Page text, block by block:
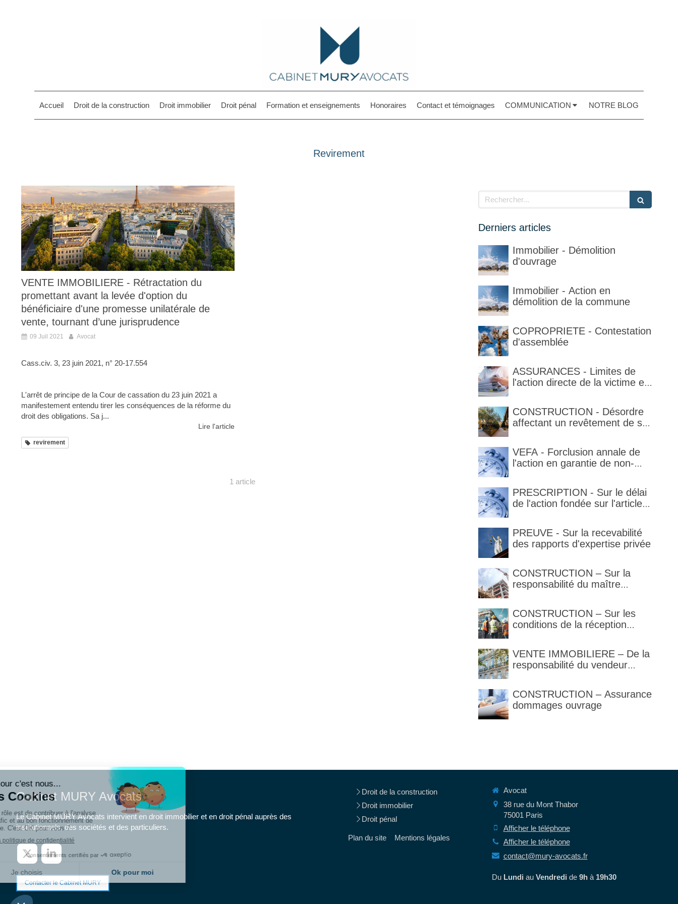
Accueil Droit de la construction Droit immobilier Droit pénal Formation et enseignements Honoraires Contact et témoignages COMMUNICATION NOTRE BLOG
Revirement
VENTE IMMOBILIERE - Rétractation du
promettant avant la levée d'option du
bénéficiaire d'une promesse unilatérale de
vente, tournant d’une jurisprudence
09 Juil 2021 Avocat
Cass.civ. 3, 23 juin 2021, n° 20-17.554
L'arrêt de principe de la Cour de cassation du 23 juin 2021 a
manifestement entendu tirer les conséquences de la réforme du
droit des obligations. Sa j...
Lire l'article
revirement
1 article
Rechercher
Derniers articles
Immobilier - Démolition
d'ouvrage
Immobilier - Action en
démolition de la commune
COPROPRIETE - Contestation
d'assemblée
ASSURANCES - Limites de
l'action directe de la victime et
de la garantie en condition de
la garantie
CONSTRUCTION - Désordre
affectant un revêtement de sol
VEFA - Forclusion annale de
l'action en garantie de non-
PRESCRIPTION - Sur le délai
de l'action fondée sur l'article
PREUVE - Sur la recevabilité
des rapports d'expertise privée
CONSTRUCTION – Sur la
responsabilité du maître
supporte une obligation de
contrôle étendu
CONSTRUCTION – Sur les
conditions de la réception
VENTE IMMOBILIERE – De la
responsabilité du vendeur
du code civil
CONSTRUCTION – Assurance
dommages ouvrage
Cabinet MURY Avocats
Le Cabinet MURY Avocats intervient en droit immobilier et en droit pénal auprès des
institutionnels, des sociétés et des particuliers.
Contacter le Cabinet MURY
Droit de la construction
Droit immobilier
Droit pénal
Plan du site Mentions légales
Avocat
38 rue du Mont Thabor
75001 Paris
Afficher le téléphone
Afficher le téléphone
contact@mury-avocats.fr
Du Lundiau Vendredide 9hà 19h30